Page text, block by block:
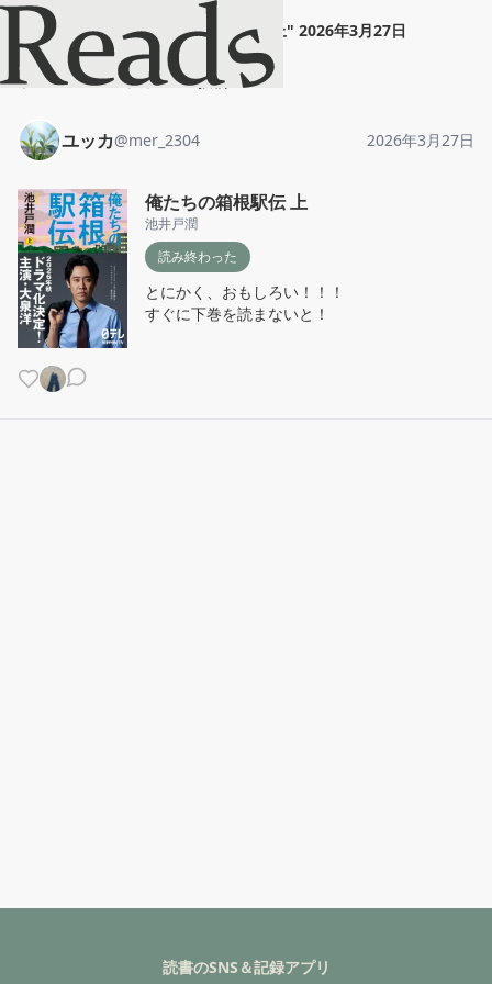
ユッカ"俺たちの箱根駅伝 上" 2026年3月27日
ホーム ユッカ 投稿
ユッカ@mer_2304 2026年3月27日
俺たちの箱根駅伝 上
池井戸潤
読み終わった
とにかく、おもしろい！！！
すぐに下巻を読まないと！
読書のSNS＆記録アプリ